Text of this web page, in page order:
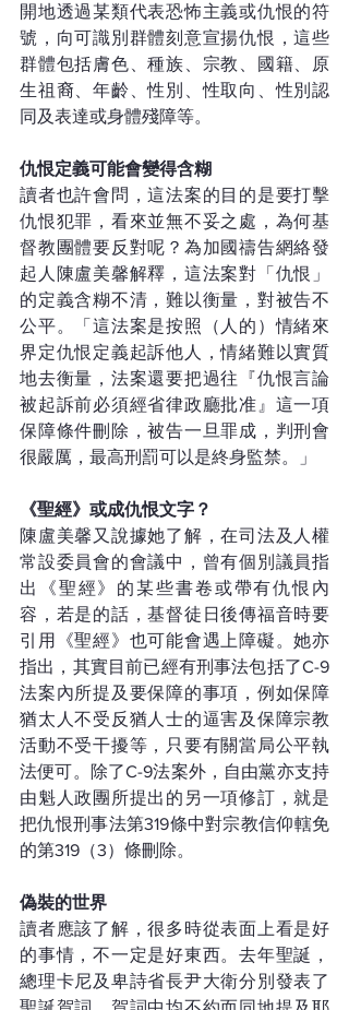
開地透過某類代表恐怖主義或仇恨的符
號，向可識別群體刻意宣揚仇恨，這些
群體包括膚色、種族、宗教、國籍、原
生祖裔、年齡、性別、性取向、性別認
同及表達或身體殘障等。
仇恨定義可能會變得含糊
讀者也許會問，這法案的目的是要打擊
仇恨犯罪，看來並無不妥之處，為何基
督教團體要反對呢？為加國禱告網絡發
起人陳盧美馨解釋，這法案對「仇恨」
的定義含糊不清，難以衡量，對被告不
公平。「這法案是按照（人的）情緒來
界定仇恨定義起訴他人，情緒難以實質
地去衡量，法案還要把過往『仇恨言論
被起訴前必須經省律政廳批准』這一項
保障條件刪除，被告一旦罪成，判刑會
很嚴厲，最高刑罰可以是終身監禁。」
《聖經》或成仇恨文字？
陳盧美馨又說據她了解，在司法及人權
常設委員會的會議中，曾有個別議員指
出《聖經》的某些書卷或帶有仇恨內
容，若是的話，基督徒日後傳福音時要
引用《聖經》也可能會遇上障礙。她亦
指出，其實目前已經有刑事法包括了C-9
法案內所提及要保障的事項，例如保障
猶太人不受反猶人士的逼害及保障宗教
活動不受干擾等，只要有關當局公平執
法便可。除了C-9法案外，自由黨亦支持
由魁人政團所提出的另一項修訂，就是
把仇恨刑事法第319條中對宗教信仰轄免
的第319（3）條刪除。
偽裝的世界
讀者應該了解，很多時從表面上看是好
的事情，不一定是好東西。去年聖誕，
總理卡尼及卑詩省長尹大衛分別發表了